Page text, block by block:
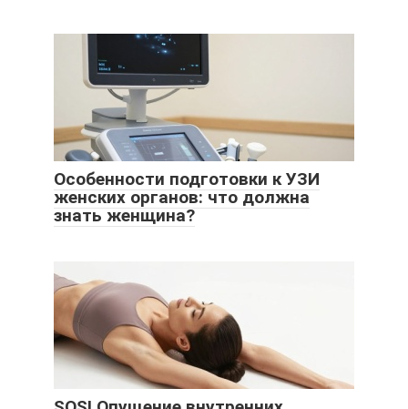
Особенности подготовки к УЗИ
женских органов: что должна
знать женщина?